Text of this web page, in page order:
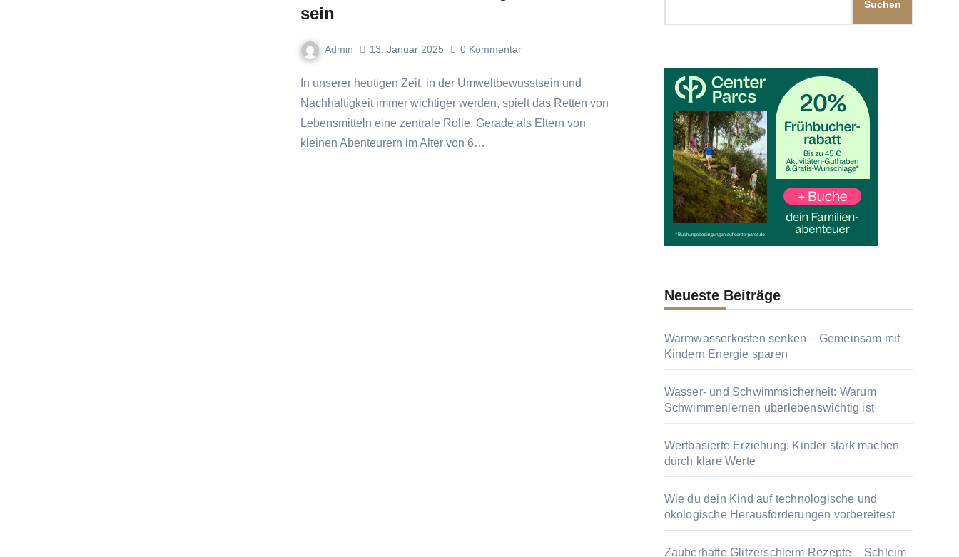
sein
Admin 13. Januar 2025 0 Kommentar
Nachhaltigkeit immer wichtiger werden, spielt das Retten von
Lebensmitteln eine zentrale Rolle. Gerade als Eltern von
kleinen Abenteurern im Alter von 6…
Suchen
Neueste Beiträge
Warmwasserkosten senken – Gemeinsam mit
Kindern Energie sparen
Wasser- und Schwimmsicherheit: Warum
Schwimmenlernen überlebenswichtig ist
Wertbasierte Erziehung: Kinder stark machen
durch klare Werte
Wie du dein Kind auf technologische und
ökologische Herausforderungen vorbereitest
Zauberhafte Glitzerschleim-Rezepte – Schleim